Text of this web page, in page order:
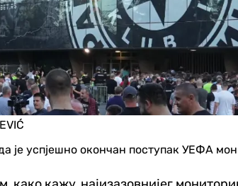
је успјешно окончан поступак УЕФА